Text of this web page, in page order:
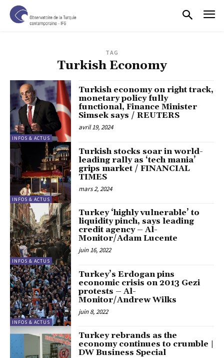
TAG
Turkish Economy
INFOS & ACTUS
Turkish economy on right track,
monetary policy fully
functional, Finance Minister
Simsek says / REUTERS
avril 19, 2024
INFOS & ACTUS
Turkish stocks soar in world-
leading rally as ‘tech mania’
grips market / FINANCIAL
TIMES
mars 2, 2024
INFOS & ACTUS
Turkey ‘highly vulnerable’ to
liquidity pinch, says leading
credit agency – Al-
Monitor/Adam Lucente
juin 16, 2022
INFOS & ACTUS
Turkey’s Erdogan pins
economic crisis on 2013 Gezi
protests – Al-
Monitor/Andrew Wilks
juin 8, 2022
Turkey rebrands as the
economy continues to crumble |
DW Business Special